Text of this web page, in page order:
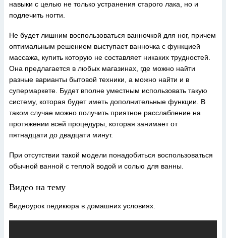
навыки с целью не только устранения старого лака, но и
подлечить ногти.
Не будет лишним воспользоваться ванночкой для ног, причем
оптимальным решением выступает ванночка с функцией
массажа, купить которую не составляет никаких трудностей.
Она предлагается в любых магазинах, где можно найти
разные варианты бытовой техники, а можно найти и в
супермаркете. Будет вполне уместным использовать такую
систему, которая будет иметь дополнительные функции. В
таком случае можно получить приятное расслабление на
протяжении всей процедуры, которая занимает от
пятнадцати до двадцати минут.
При отсутствии такой модели понадобиться воспользоваться
обычной ванной с теплой водой и солью для ванны.
Видео на тему
Видеоурок педикюра в домашних условиях.